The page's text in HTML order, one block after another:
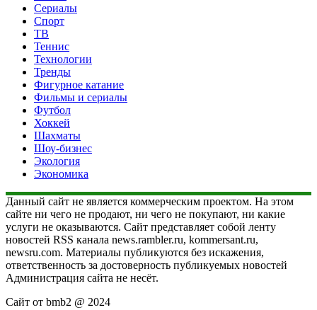
Сериалы
Спорт
ТВ
Теннис
Технологии
Тренды
Фигурное катание
Фильмы и сериалы
Футбол
Хоккей
Шахматы
Шоу-бизнес
Экология
Экономика
Данный сайт не является коммерческим проектом. На этом
сайте ни чего не продают, ни чего не покупают, ни какие
услуги не оказываются. Сайт представляет собой ленту
новостей RSS канала news.rambler.ru, kommersant.ru,
newsru.com. Материалы публикуются без искажения,
ответственность за достоверность публикуемых новостей
Администрация сайта не несёт.
Сайт от bmb2 @ 2024